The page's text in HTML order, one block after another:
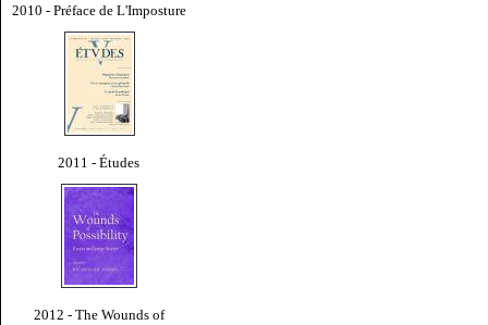
2010 - Préface de L'Imposture
2011 - Études
2012 - The Wounds of